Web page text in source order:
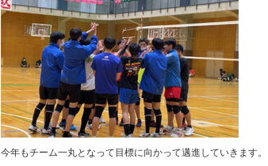
今年もチーム一丸となって目標に向かって邁進していきます。